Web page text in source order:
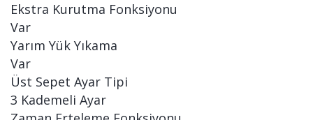
Ekstra Kurutma Fonksiyonu
Var
Yarım Yük Yıkama
Var
Üst Sepet Ayar Tipi
3 Kademeli Ayar